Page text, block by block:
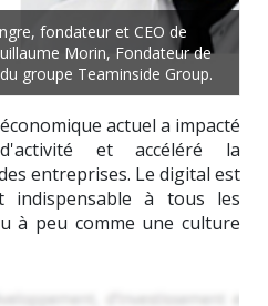
fondateur et CEO de
Morin, Fondateur de
groupe Teaminside Group.
actuel a impacté
et accéléré la
entreprises. Le digital est
indispensable à tous les
à peu comme une culture